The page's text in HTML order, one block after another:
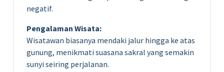
negatif.
Pengalaman Wisata:
Wisatawan biasanya mendaki jalur hingga ke atas
gunung, menikmati suasana sakral yang semakin
sunyi seiring perjalanan.